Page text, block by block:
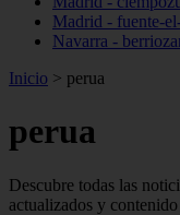
Madrid - fuente-
Navarra -
Inicio > perua
perua
Descubre todas las
actualizados y